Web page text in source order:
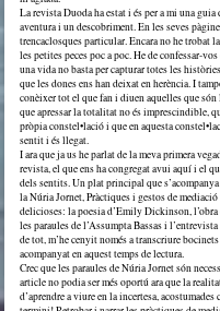
La revista Duoda ha estat i és per a mi una guia
aventura i un descobriment. En les seves
trencaclosques particular. Encara no he trobat
les petites peces poc a poc. He de confessar-
una vida no basta per capturar totes les
que les dones ens han deixat en herència. I
conèixer tot el que fan i diuen aquelles que són
que apressar la totalitat no és imprescindible,
pròpia constel•lació i que en aquesta
sentit i és llegat.
I ara que ja us he parlat de la meva primera
revista, el que ens ha congregat avui aquí i el
dels sentits. Un plat principal que
la Núria Jornet, Pràctiques i gestos de
delicioses: la poesia d’Emily Dickinson, l’obra
les paraules de l’Assumpta Bassas i
de tot, m’he cenyit només a transcriure
acompanyat en aquest temps de lectura.
Crec que les paraules de Núria Jornet són
article no podia ser més oportú ara que la
d’aprendre a viure en la incertesa,